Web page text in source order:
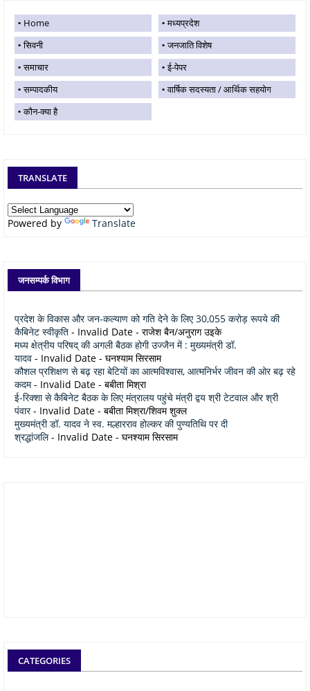
Home
मध्यप्रदेश
सिवनी
जनजाति विशेष
समाचार
ई-पेपर
सम्पादकीय
वार्षिक सदस्यता / आर्थिक सहयोग
कौन-क्या है
TRANSLATE
Powered by Translate
जनसम्पर्क विभाग
प्रदेश के विकास और जन-कल्याण को गति देने के लिए 30,055 करोड़ रूपये की
कैबिनेट स्वीकृति - Invalid Date - राजेश बैन/अनुराग उइके
मध्य क्षेत्रीय परिषद् की अगली बैठक होगी उज्जैन में : मुख्यमंत्री डॉ.
यादव - Invalid Date - घनश्याम सिरसाम
कौशल प्रशिक्षण से बढ़ रहा बेटियों का आत्मविश्वास, आत्मनिर्भर जीवन की ओर बढ़ रहे
कदम- Invalid Date - बबीता मिश्रा
ई-रिक्शा से कैबिनेट बैठक के लिए मंत्रालय पहुंचे मंत्री द्वय श्री टेटवाल और श्री
पंवार- Invalid Date - बबीता मिश्रा/शिवम शुक्ल
मुख्यमंत्री डॉ. यादव ने स्व. मल्हारराव होल्कर की पुण्यतिथि पर दी
श्रद्धांजलि- Invalid Date - घनश्याम सिरसाम
CATEGORIES